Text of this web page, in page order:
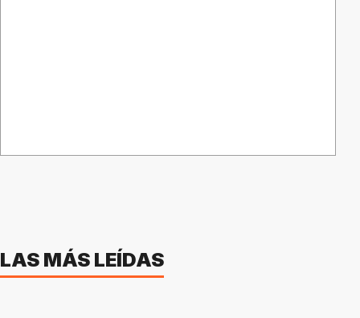
LAS MÁS LEÍDAS